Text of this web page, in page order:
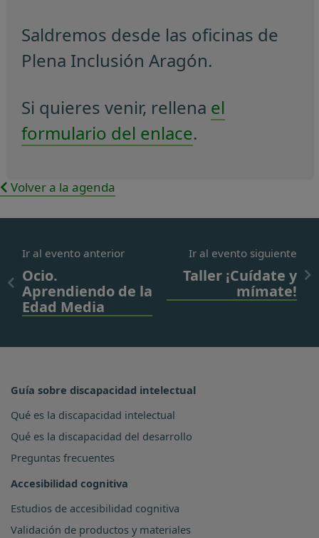
Saldremos desde las oficinas de
Plena Inclusión Aragón.
Si quieres venir, rellena el
formulario del enlace.
Volver a la agenda
Ir al evento anterior
Ocio.
Aprendiendo de la
Edad Media
Ir al evento siguiente
Taller ¡Cuídate y
mímate!
Guía sobre discapacidad intelectual
Qué es la discapacidad intelectual
Qué es la discapacidad del desarrollo
Preguntas frecuentes
Accesibilidad cognitiva
Estudios de accesibilidad cognitiva
Validación de productos y materiales